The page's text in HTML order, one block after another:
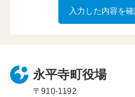
永平寺町役場
〒910-1192